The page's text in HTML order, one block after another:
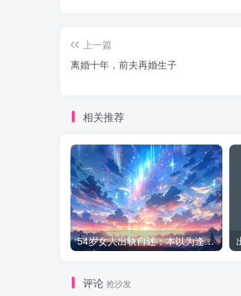
上一篇
离婚十年，前夫再婚生子
相关推荐
54岁女人出轨自述：本以为逢场作戏
评论 抢沙发